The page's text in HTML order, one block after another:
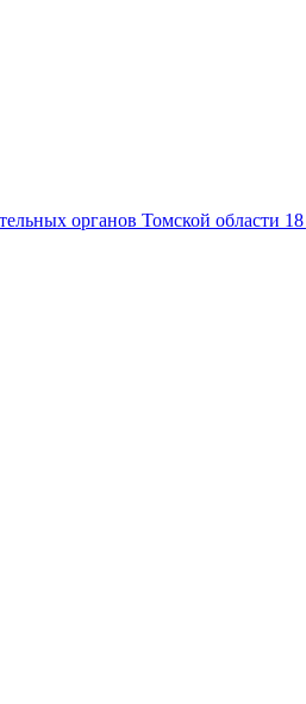
органов Томской области 18